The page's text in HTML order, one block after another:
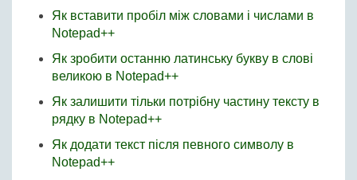
Як вставити пробіл між словами і числами в
Notepad++
Як зробити останню латинську букву в слові
великою в Notepad++
Як залишити тільки потрібну частину тексту в
рядку в Notepad++
Як додати текст після певного символу в
Notepad++